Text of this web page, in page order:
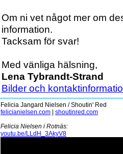
Om ni vet något mer om
information.
Tacksam för svar!
Med vänliga hälsning,
Lena Tybrandt-Strand
Bilder och
Felicia Jangard Nielsen / Shoutin' Red
felicianielsen.com
shoutinred.com
Felicia Nielsen i Rotnäs:
youtu.be/LLdH_3AkyV8